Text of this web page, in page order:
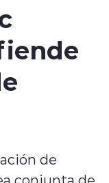
de
conjunta de